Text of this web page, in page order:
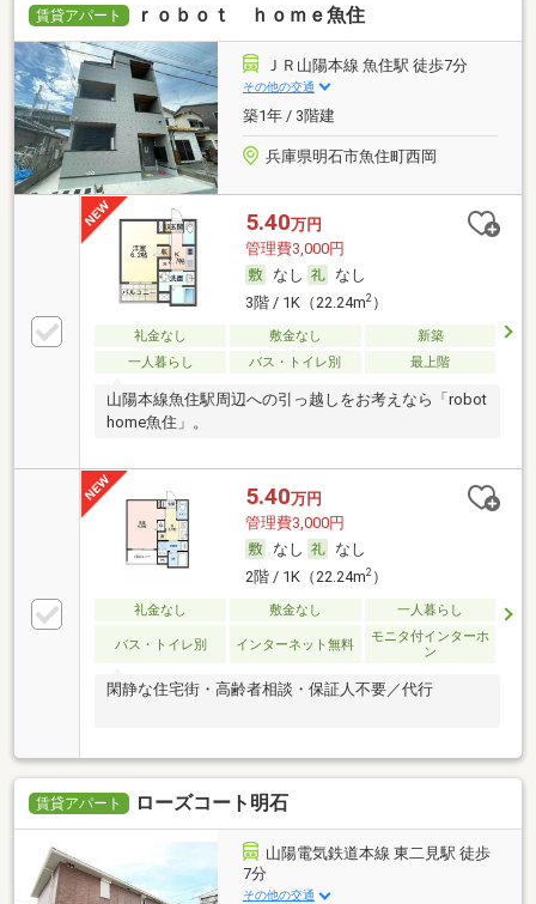
賃貸アパート ｒｏｂｏｔ ｈｏｍｅ魚住
ＪＲ山陽本線 魚住駅 徒歩7分
その他の交通
築1年 / 3階建
兵庫県明石市魚住町西岡
5.40万円
管理費3,000円
なし
なし
3階 / 1K（22.24m2）
礼金なし 敷金なし
新築
一人暮らし
バス・トイレ別 最上階
山陽本線魚住駅周辺への引っ越しをお考えなら「robot
home魚住」。
5.40万円
管理費3,000円
なし
なし
2階 / 1K（22.24m2）
礼金なし 敷金なし 一人暮らし
バス・トイレ別 インターネット無料
モニタ付インターホ
ン
閑静な住宅街・高齢者相談・保証人不要／代行
賃貸アパート ローズコート明石
山陽電気鉄道本線 東二見駅 徒歩
7分
その他の交通